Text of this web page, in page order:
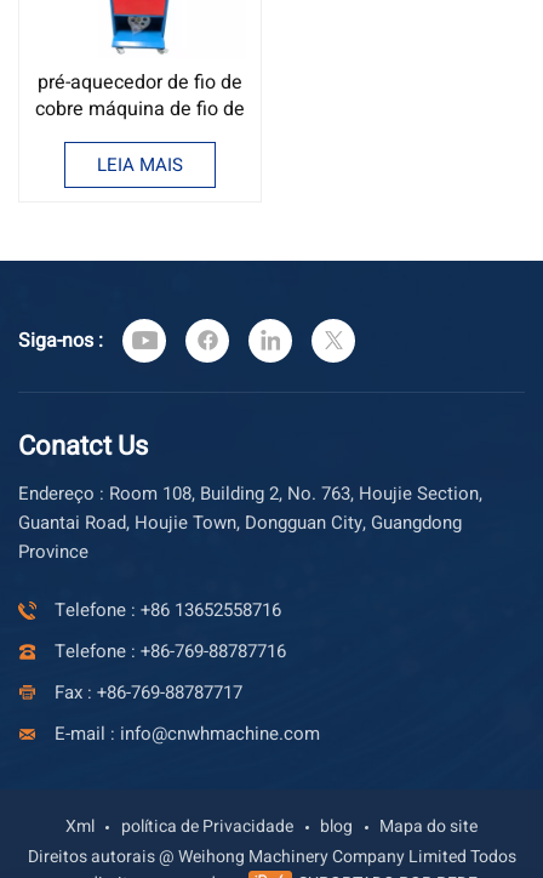
pré-aquecedor de fio de
cobre máquina de fio de
cobre
LEIA MAIS
Siga-nos :
Conatct Us
Endereço : Room 108, Building 2, No. 763, Houjie Section,
Guantai Road, Houjie Town, Dongguan City, Guangdong
Province
Telefone : +86 13652558716
Telefone : +86-769-88787716
Fax : +86-769-88787717
E-mail : info@cnwhmachine.com
Xml política de Privacidade blog
Mapa do site
Direitos autorais @ Weihong Machinery Company Limited Todos